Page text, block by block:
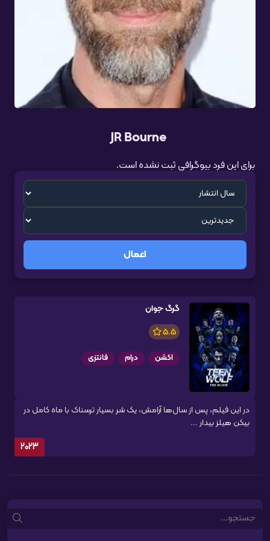
JR Bourne
برای این فرد بیوگرافی ثبت نشده است.
اعمال
گرگ جوان
5.5
اکشن درام فانتزی
در این فیلم، پس از سال‌ها آرامش، یک شر بسیار ترسناک با ماه کامل در
بیکن هیلز بیدار ...
2023
Search